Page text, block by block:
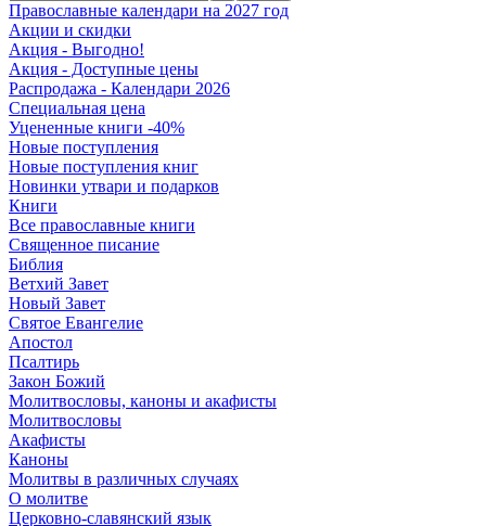
Православные календари на 2027 год
Акции и скидки
Акция - Выгодно!
Акция - Доступные цены
Распродажа - Календари 2026
Специальная цена
Уцененные книги -40%
Новые поступления
Новые поступления книг
Новинки утвари и подарков
Книги
Все православные книги
Священное писание
Библия
Ветхий Завет
Новый Завет
Святое Евангелие
Апостол
Псалтирь
Закон Божий
Молитвословы, каноны и акафисты
Молитвословы
Акафисты
Каноны
Молитвы в различных случаях
О молитве
Церковно-славянский язык